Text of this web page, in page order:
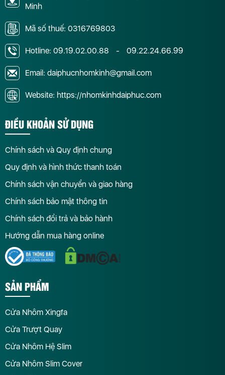
Minh
Mã số thuế: 0316769803
Hotline: 09.19.02.00.88 - 09.22.24.66.99
Email: daiphucnhomkinh@gmail.com
Website: https://nhomkinhdaiphuc.com
ĐIỀU KHOẢN SỬ DỤNG
Chính sách và Quy định chung
Quy định và hình thức thanh toán
Chính sách vận chuyển và giao hàng
Chính sách bảo mật thông tin
Chính sách đổi trả và bảo hành
Hướng dẫn mua hàng online
SẢN PHẨM
Cửa Nhôm Xingfa
Cửa Trượt Quay
Cửa Nhôm Hệ Slim
Cửa Nhôm Slim Cover